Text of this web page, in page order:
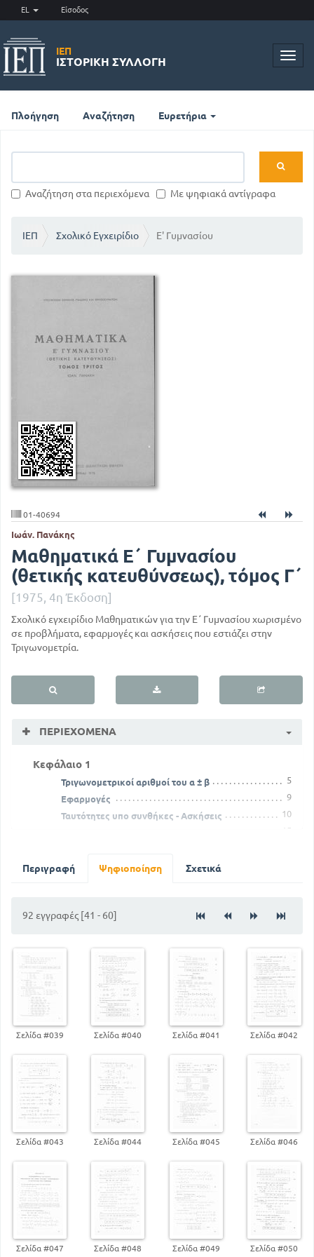
EL Είσοδος
ΙΕΠ
ΙΣΤΟΡΙΚΉ ΣΥΛΛΟΓΉ
Πλοήγηση Αναζήτηση Ευρετήρια
Αναζήτηση στα περιεχόμενα Με ψηφιακά αντίγραφα
ΙΕΠ Σχολικό Εγχειρίδιο Ε' Γυμνασίου
01-40694
Ιωάν. Πανάκης
Μαθηματικά Ε΄ Γυμνασίου
(θετικής κατευθύνσεως), τόμος Γ΄
[1975, 4η Έκδοση]
Σχολικό εγχειρίδιο Μαθηματικών για την Ε΄ Γυμνασίου χωρισμένο
σε προβλήματα, εφαρμογές και ασκήσεις που εστιάζει στην
Τριγωνομετρία.
ΠΕΡΙΕΧΌΜΕΝΑ
Κεφάλαιο 1
Τριγωνομετρικοί αριθμοί του α ± β
5
Εφαρμογές
9
Ταυτότητες υπο συνθήκες - Ασκήσεις
10
15
Τύποι του Simpson
19
22
Τριγωνομετρικοί αριθμοί της γωνίας α συναρτήσει
της εφα / 2
23
Τριγωνομετρικοί αριθμοί της γωνίας α συναρτήσει
24
ΟΙ τριγωνομετρικοί αριθμοί της γωνίας α
συναρτήσει της α / 2
Η εφα συναρτήσει της εφα / 2
Κεφάλαιο 2
Εφαρμογές - Ασκήσεις
Μετασχηματισμοί γινομένων σε αθροίσματα ή
διαφορές
Κεφάλαιο 3
Τριγωνομετρικές ταυτότητες επί του τριγώνου -
τετραπλεύρου
Περιγραφή Ψηφιοποίηση Σχετικά
92 εγγραφές [41 - 60]
Σελίδα #039 Σελίδα #040 Σελίδα #041 Σελίδα #042
Σελίδα #043 Σελίδα #044 Σελίδα #045 Σελίδα #046
Σελίδα #047 Σελίδα #048 Σελίδα #049 Σελίδα #050